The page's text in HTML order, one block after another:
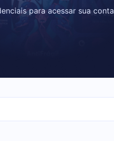
para acessar sua conta